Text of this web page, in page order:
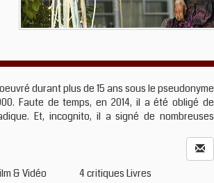
durant plus de 15 ans sous le pseudonyme
Faute de temps, en 2014, il a été obligé de
Et, incognito, il a signé de nombreuses
& Vidéo 4 critiques Livres